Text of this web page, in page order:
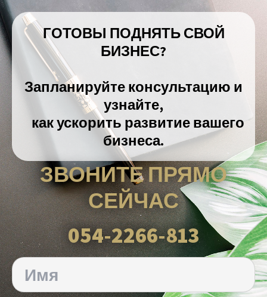
ГОТОВЫ ПОДНЯТЬ СВОЙ
БИЗНЕС?
Запланируйте консультацию и
узнайте,
как ускорить развитие вашего
бизнеса.
ЗВОНИТЕ ПРЯМО
СЕЙЧАС
054-2266-813